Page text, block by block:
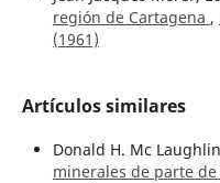
región de Cartagena ,
(1961)
Artículos similares
Donald H. Mc
minerales de parte